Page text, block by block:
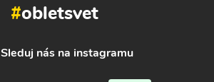
#obletsvet
Sleduj nás na instagramu